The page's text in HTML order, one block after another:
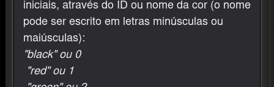
iniciais, através do ID ou nome da cor (o nome
pode ser escrito em letras minúsculas ou
maiúsculas):
"black" ou 0
"red" ou 1